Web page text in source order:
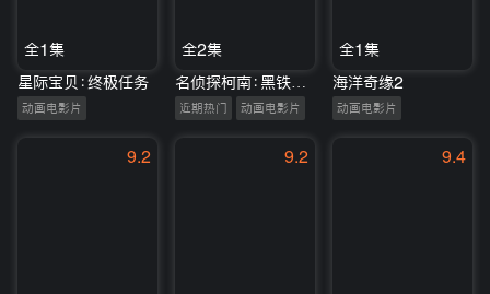
全1集
星际宝贝：终极任务
动画电影片
全2集
近期热门 动画电影片
全1集
海洋奇缘2
动画电影片
9.2 9.2 9.4